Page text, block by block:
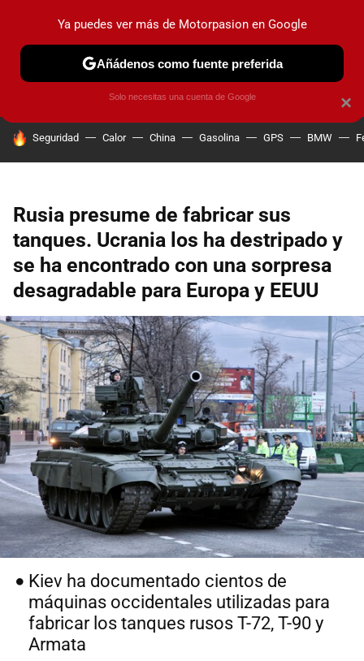
PRUEBAS COCHES ELÉCTRICOS OBSERVATORIO
HOY SE HABLA DE
Seguridad Calor China Gasolina GPS BMW
Rusia presume de fabricar sus
tanques. Ucrania los ha destripado y
se ha encontrado con una sorpresa
desagradable para Europa y EEUU
Kiev ha documentado cientos de
máquinas occidentales utilizadas para
fabricar los tanques rusos T-72, T-90 y
Armata
×
Ya puedes ver más de Motorpasion en Google
Añádenos como fuente preferida
Solo necesitas una cuenta de Google